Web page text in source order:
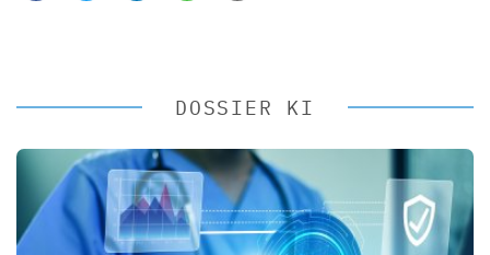
DOSSIER KI